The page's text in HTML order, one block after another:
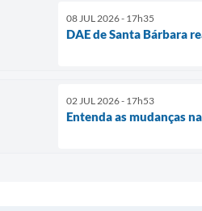
08 JUL 2026 - 17h35
DAE de Santa Bárbara
02 JUL 2026 - 17h53
Entenda as mudanças